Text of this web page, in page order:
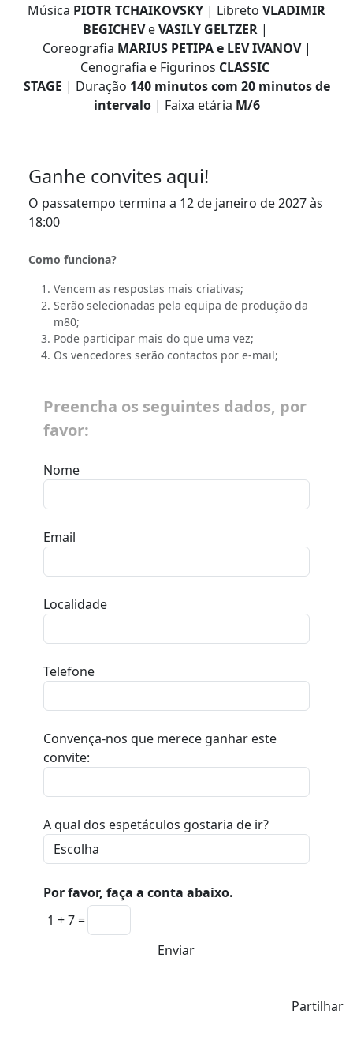
Música PIOTR TCHAIKOVSKY | Libreto VLADIMIR
BEGICHEVeVASILY GELTZER|
Coreografia MARIUS PETIPA e LEV IVANOV|
Cenografia e Figurinos CLASSIC
STAGE | Duração 140 minutos com 20 minutos de
intervalo| Faixa etária M/6
Ganhe convites aqui!
O passatempo termina a 12 de janeiro de 2027 às
18:00
Como funciona?
Vencem as respostas mais criativas;
Serão selecionadas pela equipa de produção da
m80;
Pode participar mais do que uma vez;
Os vencedores serão contactos por e-mail;
Preencha os seguintes dados, por
favor:
Nome
Email
Localidade
Telefone
Convença-nos que merece ganhar este
convite:
A qual dos espetáculos gostaria de ir?
Por favor, faça a conta abaixo.
1 + 7 =
Enviar
Partilhar